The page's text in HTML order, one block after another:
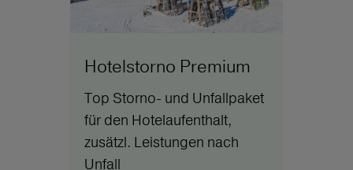
Hotelstorno Premium
Top Storno- und Unfallpaket
für den Hotelaufenthalt,
zusätzl. Leistungen nach
Unfall